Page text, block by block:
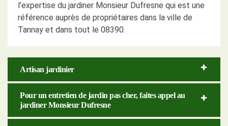
l’expertise du jardiner Monsieur Dufresne qui est une
référence auprès de propriétaires dans la ville de
Tannay et dans tout le 08390.
Artisan jardinier
Pour un entretien de jardin pas cher, faites appel au
jardiner Monsieur Dufresne